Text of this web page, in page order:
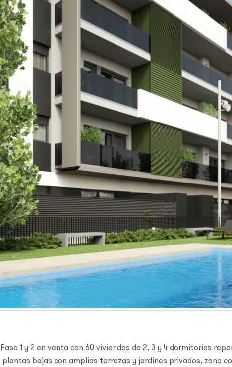
Fase 1 y 2 en venta con 60 viviendas de 2, 3 y 4 dormitorios
plantas bajas con amplias terrazas y jardines privados, zona